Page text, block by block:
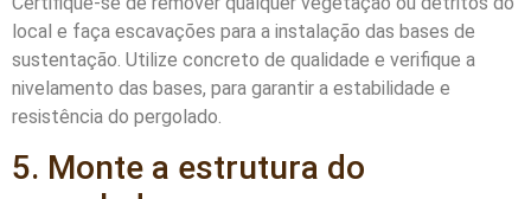
local e faça escavações para a instalação das bases de
sustentação. Utilize concreto de qualidade e verifique a
nivelamento das bases, para garantir a estabilidade e
resistência do pergolado.
5. Monte a estrutura do